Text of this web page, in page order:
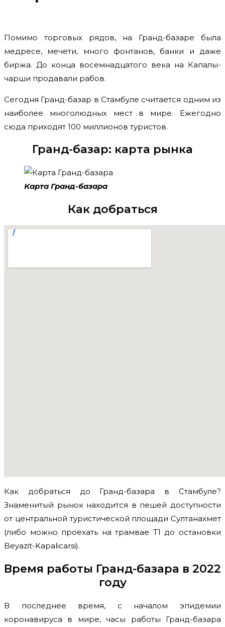
Помимо торговых рядов, на Гранд-базаре была
медресе, мечети, много фонтанов, банки и даже
биржа. До конца восемнадцатого века на Капалы-
чарши продавали рабов.
Сегодня Гранд-базар в Стамбуле считается одним из
наиболее многолюдных мест в мире. Ежегодно
сюда приходят 100 миллионов туристов.
Гранд-базар: карта рынка
Карта Гранд-базара
Как добраться
Как добраться до Гранд-базара в Стамбуле?
Знаменитый рынок находится в пешей доступности
от центральной туристической площади Султанахмет
(либо можно проехать на трамвае Т1 до остановки
Beyazit-Kapalicarsi).
Время работы Гранд-базара в 2022
году
В последнее время, с началом эпидемии
коронавируса в мире, часы работы Гранд-базара